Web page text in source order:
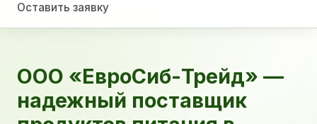
Оставить заявку
ООО «ЕвроСиб-Трейд» —
надежный поставщик